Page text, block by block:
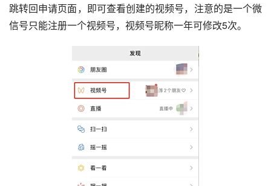
跳转回申请页面，即可查看创建的视频号，注意的是一个微
信号只能注册一个视频号，视频号昵称一年可修改5次。